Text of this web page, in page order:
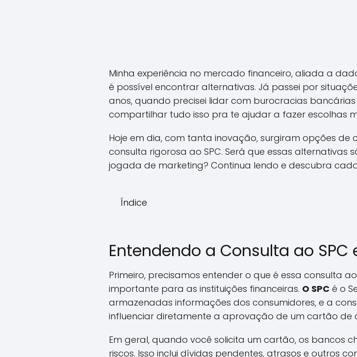
Minha experiência no mercado financeiro, aliada a
é possível encontrar alternativas. Já passei por
anos, quando precisei lidar com burocracias
compartilhar tudo isso pra te ajudar a fazer escolhas
Hoje em dia, com tanta inovação, surgiram opções
consulta rigorosa ao SPC. Será que essas alternativas
jogada de marketing? Continua lendo e descubra
Índice
Entendendo a Consulta ao SPC
Primeiro, precisamos entender o que é essa consulta
importante para as instituições financeiras. O SPC é o
armazenadas informações dos consumidores, e a
influenciar diretamente a aprovação de um cartão de
Em geral, quando você solicita um cartão, os bancos
riscos. Isso inclui dívidas pendentes, atrasos e outros